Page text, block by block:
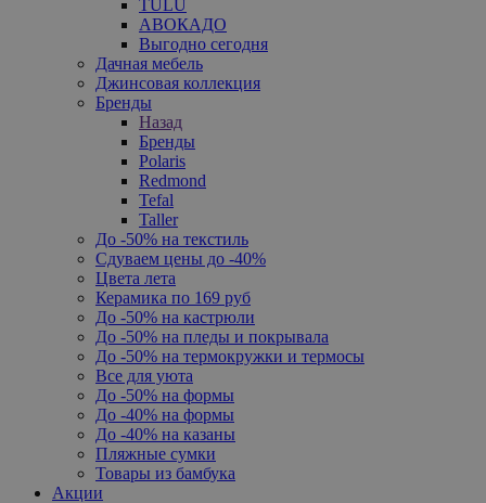
TULU
АВОКАДО
Выгодно сегодня
Дачная мебель
Джинсовая коллекция
Бренды
Назад
Бренды
Polaris
Redmond
Tefal
Taller
До -50% на текстиль
Сдуваем цены до -40%
Цвета лета
Керамика по 169 руб
До -50% на кастрюли
До -50% на пледы и покрывала
До -50% на термокружки и термосы
Все для уюта
До -50% на формы
До -40% на формы
До -40% на казаны
Пляжные сумки
Товары из бамбука
Акции